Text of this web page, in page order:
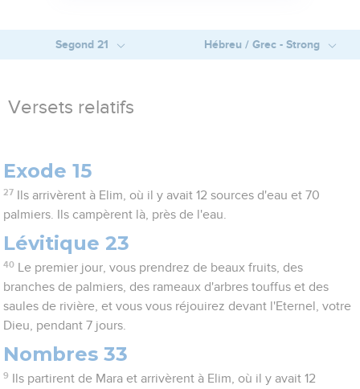
Segond 21 Hébreu / Grec - Strong
Versets relatifs
Exode 15
27
Ils arrivèrent à Elim, où il y avait 12 sources d'eau et 70
palmiers. Ils campèrent là, près de l'eau.
Lévitique 23
40
Le premier jour, vous prendrez de beaux fruits, des
branches de palmiers, des rameaux d'arbres touffus et des
saules de rivière, et vous vous réjouirez devant l'Eternel, votre
Dieu, pendant 7 jours.
Nombres 33
9 Ils partirent de Mara et arrivèrent à Elim, où il y avait 12